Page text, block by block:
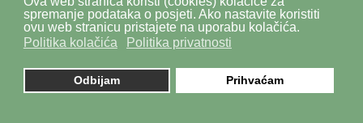
spremanje podataka o posjeti. Ako nastavite koristiti
ovu web stranicu pristajete na uporabu kolačića.
Politika kolačića
Politika privatnosti
Odbijam Prihvaćam
dominiraju ženskom kolekcijom, dok se široke
majice mogu nositi straperhlačama na kojima
trenutni trend koji vlada ...